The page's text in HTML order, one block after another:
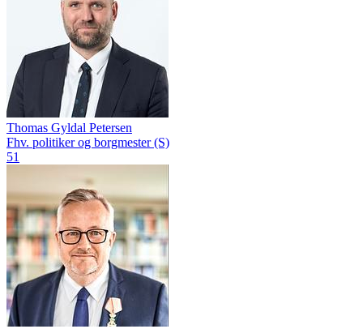
Thomas Gyldal Petersen
Fhv. politiker og borgmester (S)
51